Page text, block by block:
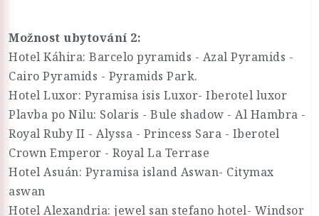
Možnost ubytování 2:
Hotel Káhira: Barcelo pyramids - Azal Pyramids -
Cairo Pyramids - Pyramids Park.
Hotel Luxor: Pyramisa isis Luxor- Iberotel luxor
Plavba po Nilu: Solaris - Bule shadow - Al Hambra -
Royal Ruby II - Alyssa - Princess Sara - Iberotel
Crown Emperor - Royal La Terrase
Hotel Asuán: Pyramisa island Aswan- Citymax
aswan
Hotel Alexandria: jewel san stefano hotel- Windsor